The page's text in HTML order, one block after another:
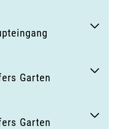
Garten
Garten